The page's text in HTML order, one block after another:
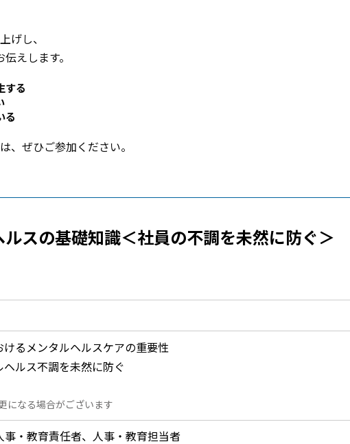
げし、
えします。
する
る
、ぜひご参加ください。
ルスの基礎知識＜社員の不調を未然に防ぐ＞
けるメンタルヘルスケアの重要性
ヘルス不調を未然に防ぐ
になる場合がございます
事・教育責任者、人事・教育担当者